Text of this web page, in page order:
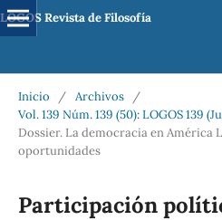
LOGOS Revista de Filosofía
Inicio / Archivos
/
Vol. 139 Núm. 139 (50): LOGOS 139
Dossier. La democracia en América
oportunidades
Participación